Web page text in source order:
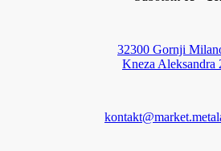
32300 Gornji
Kneza Aleksandra